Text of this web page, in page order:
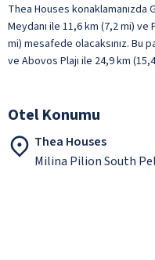
Thea Houses
Meydanı ile 11,6 km (7,2 mi) ve
mi) mesafede olacaksınız. Bu
ve Abovos Plajı ile 24,9 km
Otel Konumu
Thea Houses
Milina Pilion South